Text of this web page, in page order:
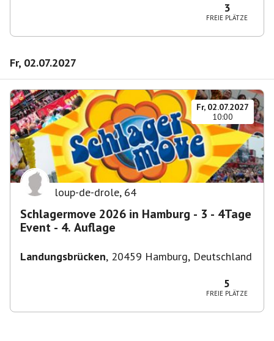
3
FREIE PLÄTZE
Fr, 02.07.2027
Fr, 02.07.2027
10:00
loup-de-drole, 64
Schlagermove 2026 in Hamburg - 3 - 4Tage
Event - 4. Auflage
Landungsbrücken, 20459 Hamburg, Deutschland
5
FREIE PLÄTZE